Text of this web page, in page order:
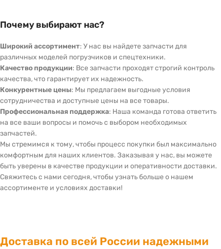
Почему выбирают нас?
Широкий ассортимент: У нас вы найдете запчасти для
различных моделей погрузчиков и спецтехники.
Качество продукции: Все запчасти проходят строгий контроль
качества, что гарантирует их надежность.
Конкурентные цены: Мы предлагаем выгодные условия
сотрудничества и доступные цены на все товары.
Профессиональная поддержка: Наша команда готова ответить
на все ваши вопросы и помочь с выбором необходимых
запчастей.
Мы стремимся к тому, чтобы процесс покупки был максимально
комфортным для наших клиентов. Заказывая у нас, вы можете
быть уверены в качестве продукции и оперативности доставки.
Свяжитесь с нами сегодня, чтобы узнать больше о нашем
ассортименте и условиях доставки!
Доставка по всей России надежными